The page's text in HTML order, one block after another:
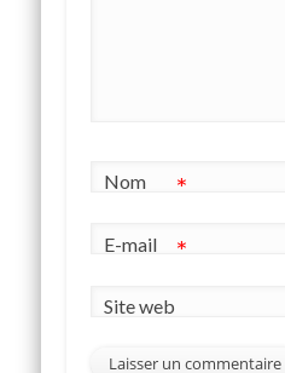
Nom *
E-mail *
Site web